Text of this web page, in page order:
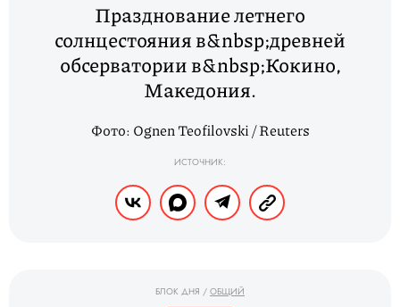
Празднование летнего
солнцестояния в&nbsp;древней
обсерватории в&nbsp;Кокино,
Македония.
Фото: Ognen Teofilovski / Reuters
ИСТОЧНИК:
БЛОК ДНЯ / ОБЩИЙ